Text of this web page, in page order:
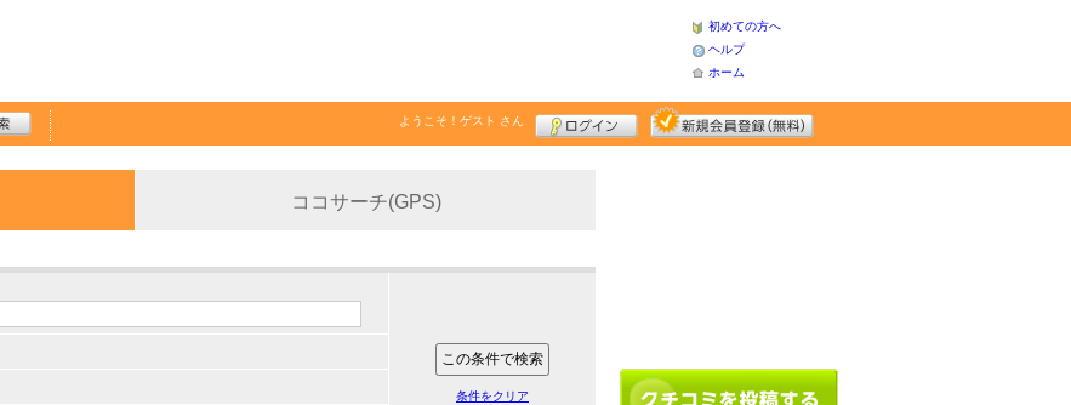
初めての方へ
ヘルプ
ホーム
ようこそ！ ゲスト さん
ココサーチ(GPS)
条件をクリア